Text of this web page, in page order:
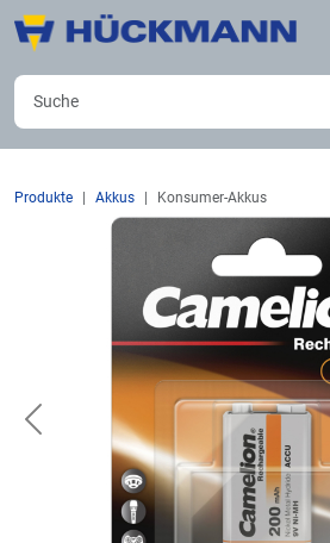
Produkte Akkus Konsumer-Akkus
Previous